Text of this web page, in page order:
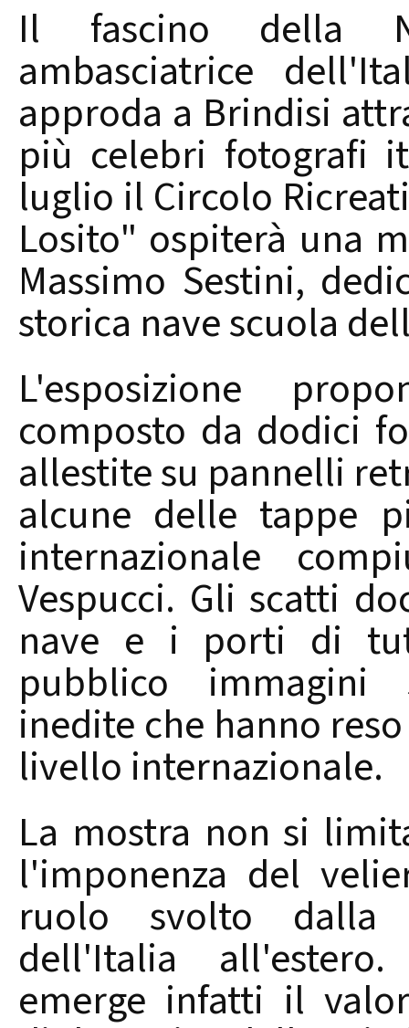
Il fascino della
ambasciatrice
approda a Brindisi
più celebri fotografi
luglio il Circolo
Losito" ospiterà una
Massimo Sestini,
storica nave scuola
L'esposizione
composto da dodici
allestite su pannelli
alcune delle tappe
internazionale
Vespucci. Gli scatti
nave e i porti di
pubblico immagini
inedite che hanno
livello internazionale.
La mostra non si
l'imponenza del
ruolo svolto dalla
dell'Italia
emerge infatti il